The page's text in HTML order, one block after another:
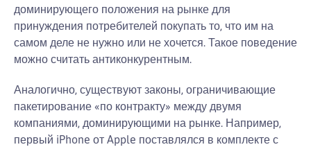
доминирующего положения на рынке для
принуждения потребителей покупать то, что им на
самом деле не нужно или не хочется. Такое поведение
можно считать антиконкурентным.
Аналогично, существуют законы, ограничивающие
пакетирование «по контракту» между двумя
компаниями, доминирующими на рынке. Например,
первый iPhone от Apple поставлялся в комплекте с